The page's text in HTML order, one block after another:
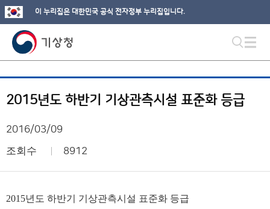
이 누리집은 대한민국 공식 전자정부 누리집입니다.
2015년도 하반기 기상관측시설 표준화 등급
2016/03/09
조회수 8912
2015년도 하반기 기상관측시설 표준화 등급